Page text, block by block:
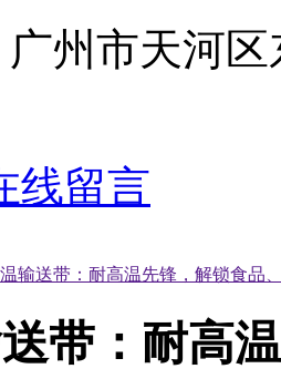
州市天河
线留言
输送带：耐高温先锋，解锁食品
带：耐高